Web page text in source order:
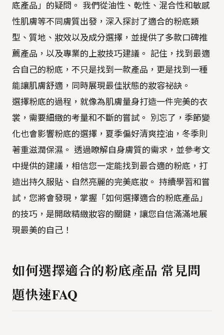
底產品」的疑問。 我們從油性、乾性、混合性和敏感
性肌膚等不同膚質出發，深入探討了適合的粉底類
型、質地、妝效以及成分選擇，並提供了多款口碑推
薦產品，以及專業的上妝技巧建議。 記住，找到最適
合自己的粉底，不只是找到一款產品，更是找到一種
能讓肌膚舒適，同時展現最佳狀態的妝容祕訣。
選擇粉底的過程，就像為肌膚量身打造一件完美的衣
裳，需要細緻的考量和不斷的嘗試。 別忘了，季節變
化也會影響粉底的選擇，夏季偏好清爽控油，冬季則
著重滋潤保濕。 透過瞭解自身膚質的需求，並參考文
中提供的建議，相信您一定能找到最合適的粉底，打
造出持久服貼、自然亮麗的完美底妝。 持續學習和嘗
試，您將會發現，掌握「如何選擇適合的粉底產品」
的技巧，是開啟精緻妝容的關鍵，讓您自信滿滿地展
現最美的自己！
如何選擇適合的粉底產品 常見問
題快速FAQ